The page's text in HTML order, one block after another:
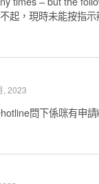
起，現時未能按指示
, 2023
問下係咪有申